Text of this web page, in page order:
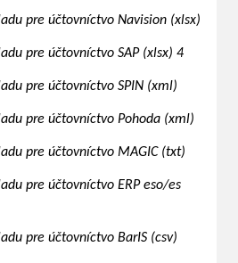
pre účtovníctvo Navision (xlsx)
pre účtovníctvo SAP (xlsx) 4
pre účtovníctvo SPIN (xml)
pre účtovníctvo Pohoda (xml)
pre účtovníctvo MAGIC (txt)
pre účtovníctvo ERP eso/es
pre účtovníctvo BarIS (csv)